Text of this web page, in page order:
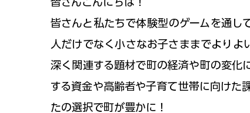
皆さんと私たちで体験型のゲームを通
人だけでなく小さなお子さままでより
深く関連する題材で町の経済や町の変化
する資金や高齢者や子育て世帯に向けた
たの選択で町が豊かに！